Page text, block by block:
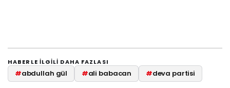
HABERLE ILGILI DAHA FAZLASI
#abdullah gül #ali babacan #deva partisi